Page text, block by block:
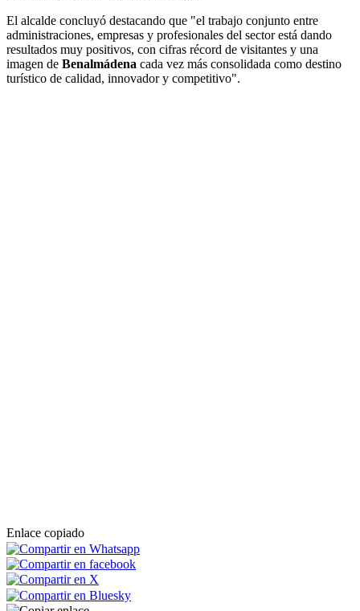
El alcalde concluyó destacando que "el trabajo conjunto entre
administraciones, empresas y profesionales del sector está dando
resultados muy positivos, con cifras récord de visitantes y una
imagen de Benalmádena cada vez más consolidada como destino
turístico de calidad, innovador y competitivo".
Enlace copiado